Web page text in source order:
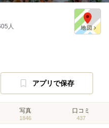
人
アプリで保存
写真
1846
口コミ
437